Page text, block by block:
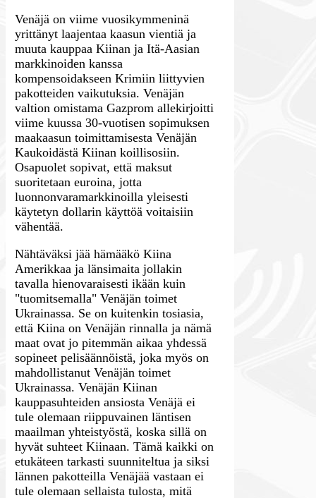
Venäjä on viime vuosikymmeninä
yrittänyt laajentaa kaasun vientiä ja
muuta kauppaa Kiinan ja Itä-Aasian
markkinoiden kanssa
kompensoidakseen Krimiin liittyvien
pakotteiden vaikutuksia. Venäjän
valtion omistama Gazprom allekirjoitti
viime kuussa 30-vuotisen sopimuksen
maakaasun toimittamisesta Venäjän
Kaukoidästä Kiinan koillisosiin.
Osapuolet sopivat, että maksut
suoritetaan euroina, jotta
luonnonvaramarkkinoilla yleisesti
käytetyn dollarin käyttöä voitaisiin
vähentää.
Nähtäväksi jää hämääkö Kiina
Amerikkaa ja länsimaita jollakin
tavalla hienovaraisesti ikään kuin
"tuomitsemalla" Venäjän toimet
Ukrainassa. Se on kuitenkin tosiasia,
että Kiina on Venäjän rinnalla ja nämä
maat ovat jo pitemmän aikaa yhdessä
sopineet pelisäännöistä, joka myös on
mahdollistanut Venäjän toimet
Ukrainassa. Venäjän Kiinan
kauppasuhteiden ansiosta Venäjä ei
tule olemaan riippuvainen läntisen
maailman yhteistyöstä, koska sillä on
hyvät suhteet Kiinaan. Tämä kaikki on
etukäteen tarkasti suunniteltua ja siksi
lännen pakotteilla Venäjää vastaan ei
tule olemaan sellaista tulosta, mitä